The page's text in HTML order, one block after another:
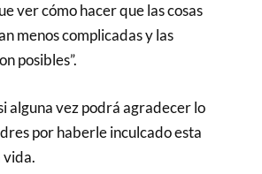
ver cómo hacer que las cosas
menos complicadas y las
posibles”.
alguna vez podrá agradecer lo
por haberle inculcado esta
vida.